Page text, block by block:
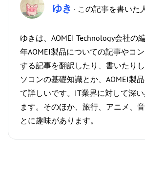
ゆき · この記事を書いた
ゆきは、AOMEI Technology会社の
年AOMEI製品についての記事やコ
する記事を翻訳したり、書いたり
ソコンの基礎知識とか、AOMEI製
て詳しいです。IT業界に対して深
ます。そのほか、旅行、アニメ、
とに趣味があります。